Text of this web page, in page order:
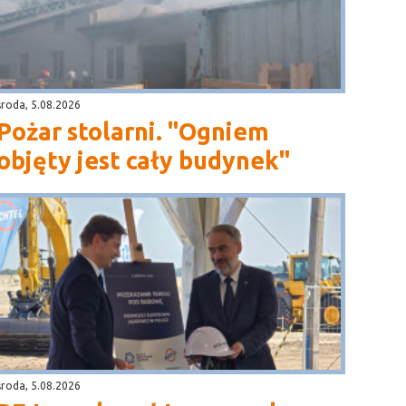
5.08.2026
stolarni. "Ogniem
jest cały budynek"
5.08.2026